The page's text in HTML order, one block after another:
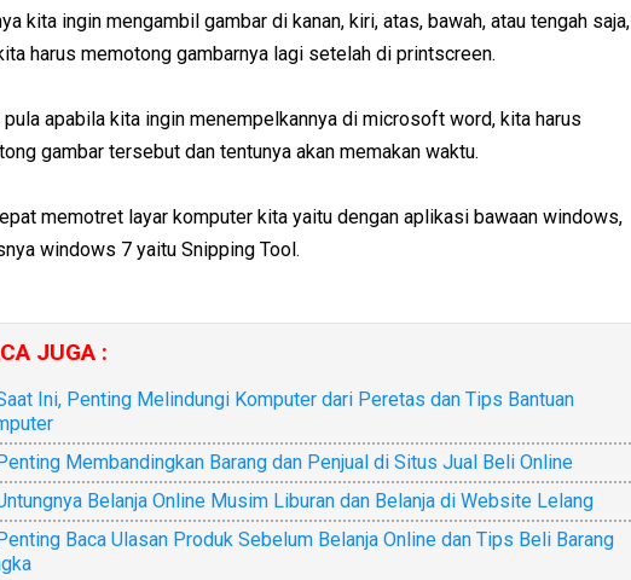
kita ingin mengambil gambar di kanan, kiri, atas, bawah, atau tengah saja,
harus memotong gambarnya lagi setelah di printscreen.
pula apabila kita ingin menempelkannya di microsoft word, kita harus
gambar tersebut dan tentunya akan memakan waktu.
memotret layar komputer kita yaitu dengan aplikasi bawaan windows,
windows 7 yaitu Snipping Tool.
JUGA :
Ini, Penting Melindungi Komputer dari Peretas dan Tips Bantuan
Membandingkan Barang dan Penjual di Situs Jual Beli Online
Belanja Online Musim Liburan dan Belanja di Website Lelang
Baca Ulasan Produk Sebelum Belanja Online dan Tips Beli Barang